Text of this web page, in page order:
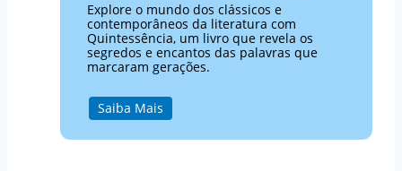
Explore o mundo dos clássicos e
contemporâneos da literatura com
Quintessência, um livro que revela os
segredos e encantos das palavras que
marcaram gerações.
Saiba Mais